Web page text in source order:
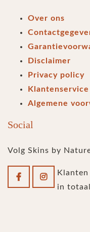
Over ons
Disclaimer
Privacy policy
Klantenservice
Algemene
Social
Volg Skins by
in totaal